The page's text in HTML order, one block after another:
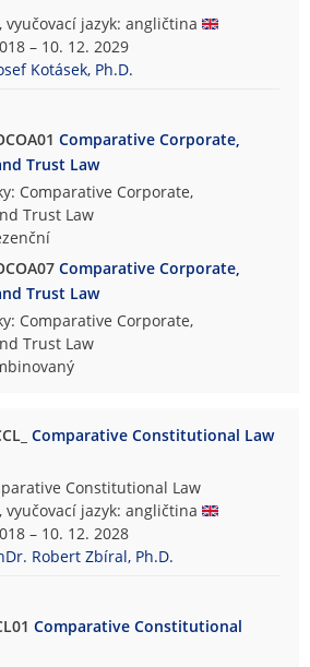
vyučovací jazyk: angličtina
– 10. 12. 2029
Kotásek, Ph.D.
Comparative Corporate,
Trust Law
Comparative Corporate,
Trust Law
Comparative Corporate,
Trust Law
Comparative Corporate,
Trust Law
Comparative Constitutional Law
Constitutional Law
vyučovací jazyk: angličtina
– 10. 12. 2028
Robert Zbíral, Ph.D.
Comparative Constitutional